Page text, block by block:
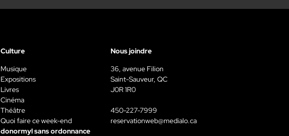
Culture
Musique
Expositions
Livres
Cinéma
Théâtre
Quoi faire ce week-end
donormyl sans ordonnance
Nous joindre
36, avenue Filion
Saint-Sauveur, QC
J0R 1R0
450-227-7999
reservationweb@medialo.ca